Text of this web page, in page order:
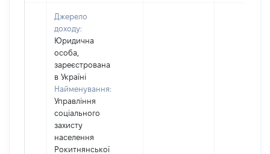
Джерело
доходу:
Юридична
особа,
зареєстрована
в Україні
Найменування:
Управління
соціального
захисту
населення
Рокитнянської